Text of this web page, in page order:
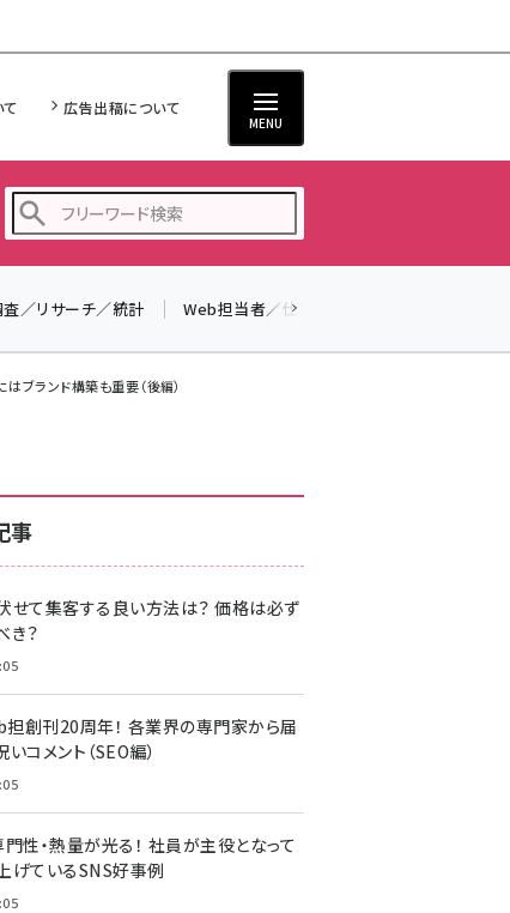
広告出稿について
MENU
ai (2801)
z世代 (1620)
meo (1274)
／リサーチ／統計 Web担当者／仕事
ブランド構築も重要（後編）
事
せて集客する良い方法は？ 価格は必ず
き？
担創刊20周年！ 各業界の専門家から届
コメント（SEO編）
門性・熱量が光る！ 社員が主役となって
げているSNS好事例